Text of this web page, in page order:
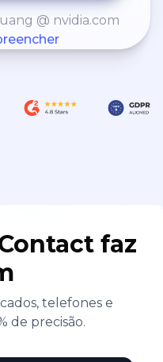
@ nvidia.com
faz
telefones e
de precisão.